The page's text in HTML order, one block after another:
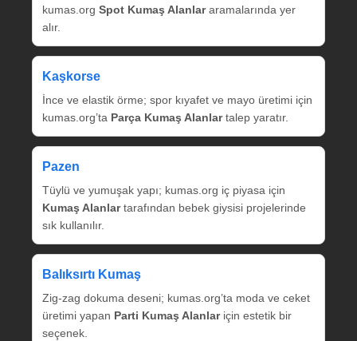
kumas.org Spot Kumaş Alanlararamalarında yer
alır.
Kaşkorse
İnce ve elastik örme; spor kıyafet ve mayo üretimi için
kumas.org’ta Parça Kumaş Alanlartalep yaratır.
Pazen
Tüylü ve yumuşak yapı; kumas.org iç piyasa için
Kumaş Alanlartarafından bebek giysisi projelerinde
sık kullanılır.
Balıksırtı Kumaş
Zig‑zag dokuma deseni; kumas.org’ta moda ve ceket
üretimi yapan Parti Kumaş Alanlariçin estetik bir
seçenek.